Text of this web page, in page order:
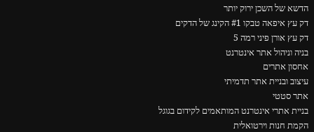
הדשא של השכן ירוק יותר
דק עץ איפאה טבקו #1 הקינג של הדקים
דק עץ אורן פיני רמה 5
בניה וניהול אתר אינטרנט
אחסון אתרים
עיצוב ובניית אתר תדמיתי
אתר סטטי
בניית אתרי אינטרנט המותאמים לקידום בגוגל
הקמת חנות וירטואלית